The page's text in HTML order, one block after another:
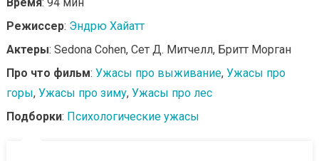
Режиссер: Эндрю Хайатт
Актеры: Sedona Cohen, Сет Д. Митчелл, Бритт Морган
Про что фильм: Ужасы про выживание, Ужасы про
горы, Ужасы про зиму, Ужасы про лес
Подборки: Психологические ужасы